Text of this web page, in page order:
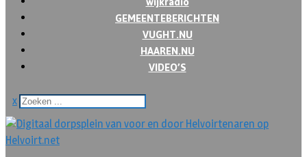
GEMEENTEBERICHTEN
VUGHT.NU
HAAREN.NU
VIDEO’S
x